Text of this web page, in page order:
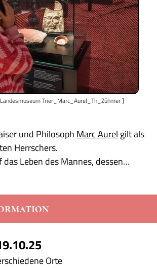
Trier_Marc_Aurel_Th_Zühmer ]
und Philosoph Marc Aurel gilt als
Herrschers.
Leben des Mannes, dessen…
Orte